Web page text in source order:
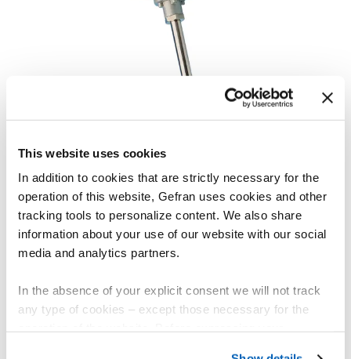
This website uses cookies
In addition to cookies that are strictly necessary for the
operation of this website, Gefran uses cookies and other
tracking tools to personalize content. We also share
information about your use of our website with our social
media and analytics partners.
In the absence of your explicit consent we will not track
any type of cookies – except those necessary for the